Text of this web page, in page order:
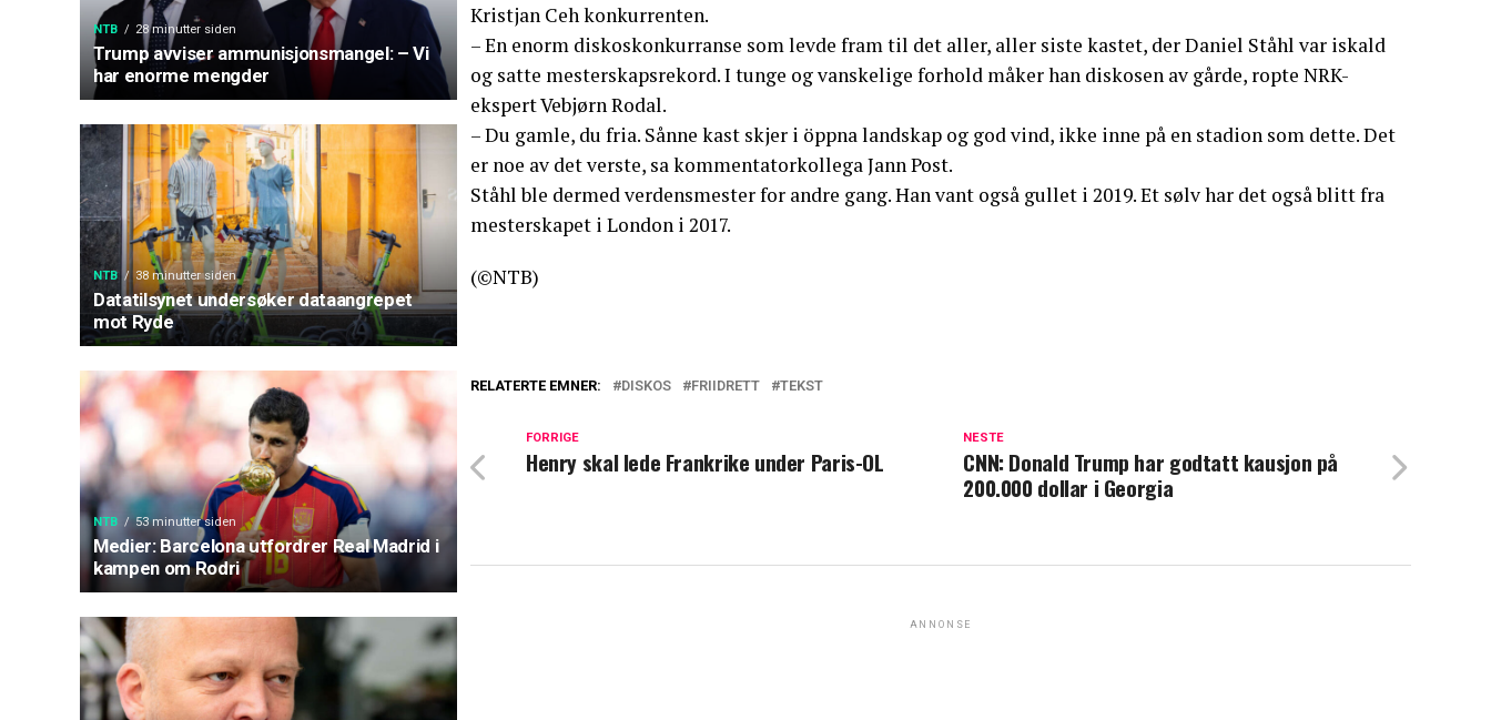
NTB 28 minutter siden
Trump avviser ammunisjonsmangel: – Vi
har enorme mengder
NTB 38 minutter siden
Datatilsynet undersøker dataangrepet
mot Ryde
NTB 53 minutter siden
Medier: Barcelona utfordrer Real Madrid i
kampen om Rodri
Kristjan Ceh konkurrenten.
– En enorm diskoskonkurranse som levde fram til det aller, aller siste kastet, der Daniel Ståhl var iskald
og satte mesterskapsrekord. I tunge og vanskelige forhold måker han diskosen av gårde, ropte NRK-
ekspert Vebjørn Rodal.
– Du gamle, du fria. Sånne kast skjer i öppna landskap og god vind, ikke inne på en stadion som dette. Det
er noe av det verste, sa kommentatorkollega Jann Post.
Ståhl ble dermed verdensmester for andre gang. Han vant også gullet i 2019. Et sølv har det også blitt fra
mesterskapet i London i 2017.
(©NTB)
RELATERTE EMNER: DISKOS FRIIDRETT TEKST
NESTE
CNN: Donald Trump har godtatt kausjon på
200.000 dollar i Georgia
FORRIGE
Henry skal lede Frankrike under Paris-OL
ANNONSE